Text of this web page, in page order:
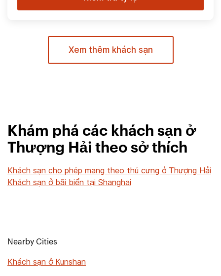
Xem thêm khách sạn
Khám phá các khách sạn ở
Thượng Hải theo sở thích
Khách sạn cho phép mang theo thú cưng ở Thượng Hải
Khách sạn ở bãi biển tại Shanghai
Nearby Cities
Khách sạn ở Kunshan